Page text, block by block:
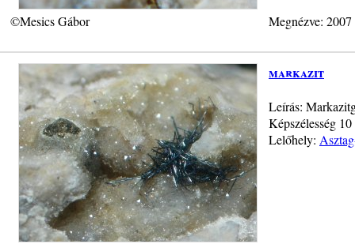
©Mesics Gábor Megnézve:
markazit
Leírás:
Képszélesség
Lelőhely: